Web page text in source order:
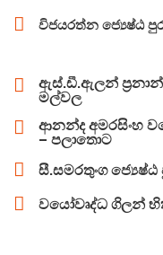
විජයරත්න ජ්‍යෙෂ්ඨ
ඇස්.ඩී.ඇලන්
මල්වල
ආනන්ද අමරසිංහ
– පලාතොට
සී.සමරතුංග
වයෝවෘද්ධ ගිලන්